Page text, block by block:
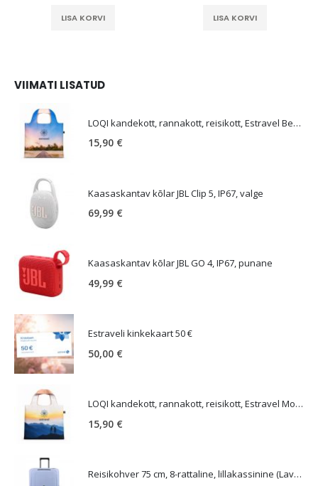
LISA KORVI LISA KORVI
VIIMATI LISATUD
LOQI kandekott, rannakott, reisikott, Estravel Beach Bag
15,90 €
Kaasaskantav kõlar JBL Clip 5, IP67, valge
69,99 €
Kaasaskantav kõlar JBL GO 4, IP67, punane
49,99 €
Estraveli kinkekaart 50 €
50,00 €
LOQI kandekott, rannakott, reisikott, Estravel Mountain Bag
15,90 €
Reisikohver 75 cm, 8-rattaline, lillakassinine (Lavendel), TSA koodlukk, Samsonite Essens